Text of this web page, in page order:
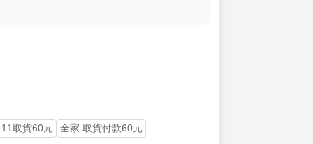
取貨60元
全家 取貨付款60元